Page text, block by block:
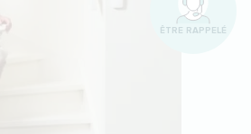
ÊTRE RAPPELÉ